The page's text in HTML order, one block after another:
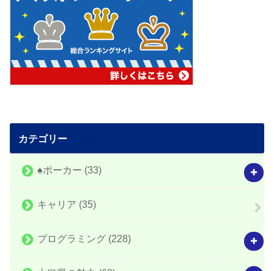
カテゴリー
♠️ポーカー (33)
キャリア (35)
プログラミング (228)